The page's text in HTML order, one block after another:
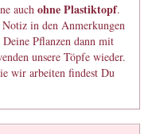
auch ohne Plastiktopf.
in den Anmerkungen
Pflanzen dann mit
unsere Töpfe wieder.
wir arbeiten findest Du